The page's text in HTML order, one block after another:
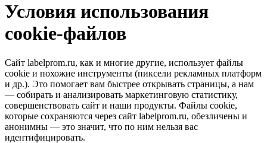
Условия использования
cookie-файлов
Сайт labelprom.ru, как и многие другие, использует файлы
cookie и похожие инструменты (пиксели рекламных платформ
и др.). Это помогает вам быстрее открывать страницы, а нам
— собирать и анализировать маркетинговую статистику,
совершенствовать сайт и наши продукты. Файлы сookie,
которые сохраняются через сайт labelprom.ru, обезличены и
анонимны — это значит, что по ним нельзя вас
идентифицировать.